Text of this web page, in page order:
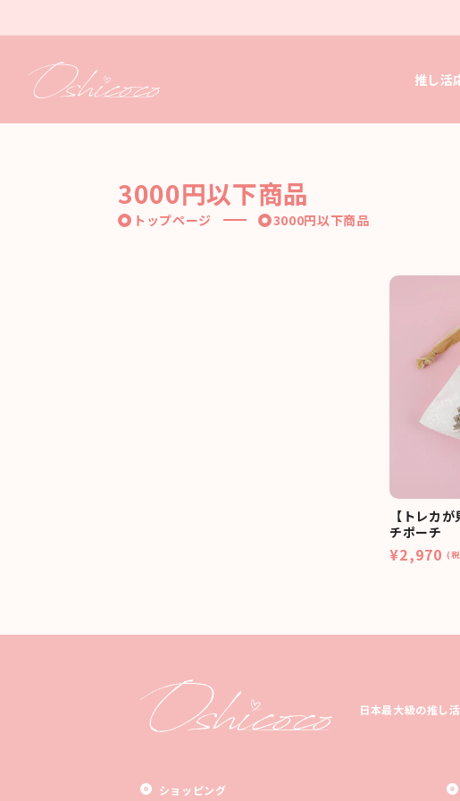
進む
推し活
3000円以下商品
トップページ 3000円以下商品
【トレカ
チポーチ
¥2,970 (
日本最大級の推し
ショッピング